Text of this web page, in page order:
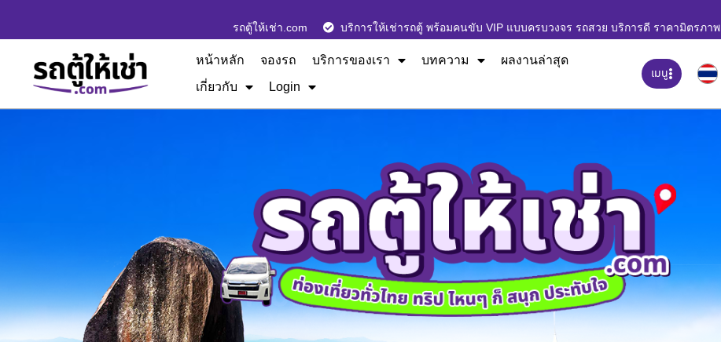
รถตู้ให้เช่า.com บริการให้เช่ารถตู้ พร้อมคนขับ VIP แบบครบวงจร รถสวย บริการดี ราคามิตรภาพ
หน้าหลัก จองรถ บริการของเรา บทความ
ผลงานล่าสุด
เกี่ยวกับ
Login
เมนู